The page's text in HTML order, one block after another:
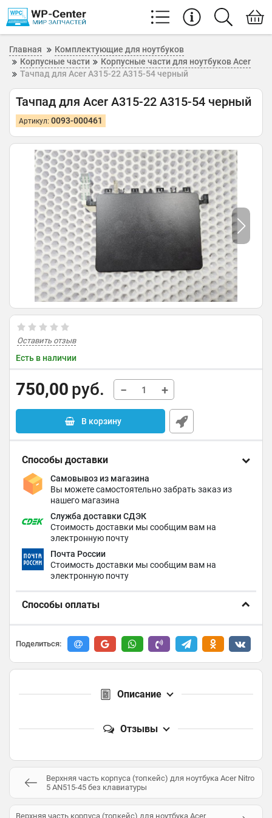
Главная
Комплектующие для ноутбуков
Корпусные части
Корпусные части для ноутбуков Acer
Тачпад для Acer A315-22 A315-54 черный
Тачпад для Acer A315-22 A315-54 черный
Артикул: 0093-000461
Оставить отзыв
Есть в наличии
750,00 руб. − +
В корзину
Способы доставки
Самовывоз из магазина
Вы можете самостоятельно забрать заказ из
нашего магазина
Служба доставки СДЭК
Стоимость доставки мы сообщим вам на
электронную почту
Почта России
Стоимость доставки мы сообщим вам на
электронную почту
Способы оплаты
Поделиться:
Описание
Отзывы
Верхняя часть корпуса (топкейс) для ноутбука Acer Nitro
5 AN515-45 без клавиатуры
Верхняя часть корпуса (топкейс) для ноутбука Acer